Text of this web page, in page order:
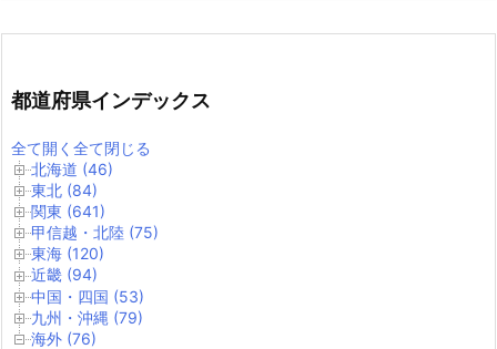
都道府県インデックス
全て開く 全て閉じる
北海道 (46)
東北 (84)
関東 (641)
甲信越・北陸 (75)
東海 (120)
近畿 (94)
中国・四国 (53)
九州・沖縄 (79)
海外 (76)